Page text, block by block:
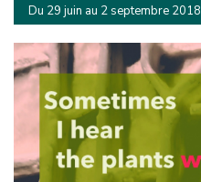
Du 29 juin au 2 septembre 2018